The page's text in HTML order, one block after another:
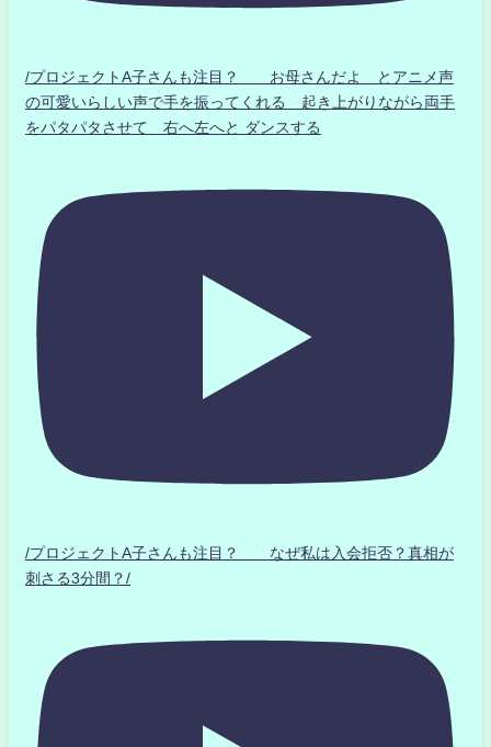
/プロジェクトA子さんも注目？ お母さんだよ とアニメ声
の可愛いらしい声で手を振ってくれる 起き上がりながら両手
をパタパタさせて 右へ左へと ダンスする
/プロジェクトA子さんも注目？ なぜ私は入会拒否？真相が
刺さる3分間？/